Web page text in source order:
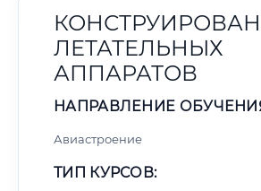
ЛЕТАТЕЛЬНЫХ
АППАРАТОВ
НАПРАВЛЕНИЕ
Авиастроение
ТИП КУРСОВ: